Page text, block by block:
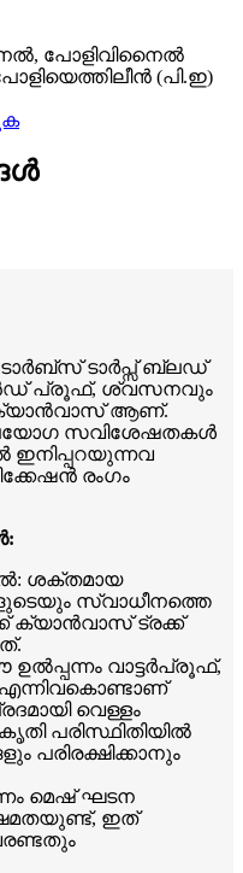
പോളിവിനൈൽ
(പി.ഇ)
ടാർപ്സ് ബ്ലഡ്
പ്രൂഫ്, ശ്വസനവും
ക്യാൻവാസ് ആണ്.
സവിശേഷതകൾ
ഇനിപ്പറയുന്നവ
രംഗം
ശക്തമായ
സ്വാധീനത്തെ
ക്യാൻവാസ് ട്രക്ക്
വാട്ടർപ്രൂഫ്,
വെള്ളം
പരിസ്ഥിതിയിൽ
പരിരക്ഷിക്കാനും
മെഷ് ഘടന
ഇത്